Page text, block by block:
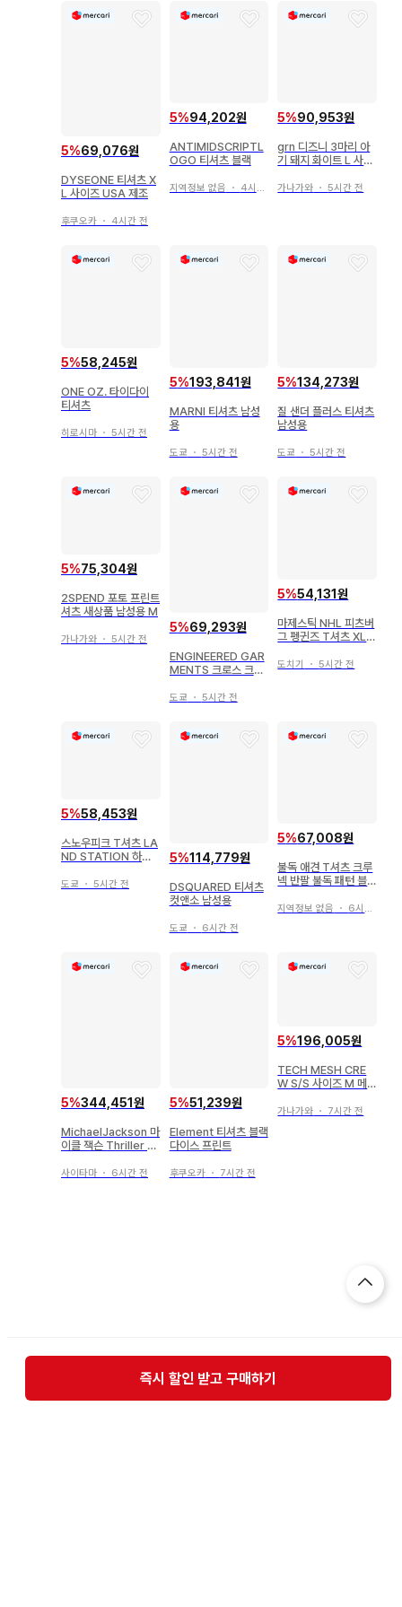
5%69,076원
DYSEONE 티셔츠 X
L 사이즈 USA 제조
후쿠오카 ・ 4시간 전
5%94,202원
ANTIMIDSCRIPTL
OGO 티셔츠 블랙
지역정보 없음 ・ 4시간 전
5%90,953원
grn 디즈니 3마리 아
기 돼지 화이트 L 사이
가나가와 ・5시간 전
5%58,245원
ONE OZ. 타이다이
티셔츠
히로시마 ・ 5시간 전
5%193,841원
MARNI 티셔츠 남성
용
도쿄 ・ 5시간 전
5%134,273원
질 샌더 플러스 티셔츠
남성용
도쿄 ・5시간 전
5%75,304원
2SPEND 포토 프린트
셔츠 새상품 남성용 M
가나가와 ・ 5시간 전
5%69,293원
ENGINEERED GAR
MENTS 크로스 크루
도쿄 ・ 5시간 전
5%54,131원
마제스틱 NHL 피츠버
그 펭귄즈 T셔츠 XL
도치기 ・5시간 전
5%58,453원
스노우피크 T셔츠 LA
ND STATION 하쿠
도쿄 ・ 5시간 전
5%114,779원
DSQUARED 티셔츠
컷앤소 남성용
도쿄 ・ 6시간 전
5%67,008원
불독 애견 T셔츠 크루
넥 반팔 불독 패턴 블
지역정보 없음 ・ 6시간 전
5%344,451원
MichaelJackson 마
이클 잭슨 Thriller 티
사이타마 ・ 6시간 전
5%51,239원
Element 티셔츠 블랙
다이스 프린트
후쿠오카・ 7시간 전
5%196,005원
TECH MESH CRE
W S/S 사이즈 M 메
가나가와 ・ 7시간 전
즉시 할인 받고 구매하기